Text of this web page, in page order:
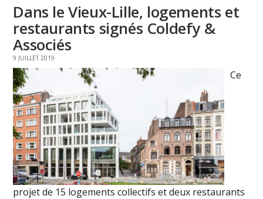
Dans le Vieux-Lille, logements et
restaurants signés Coldefy &
Associés
9 JUILLET 2019
Ce
projet de 15 logements collectifs et deux restaurants